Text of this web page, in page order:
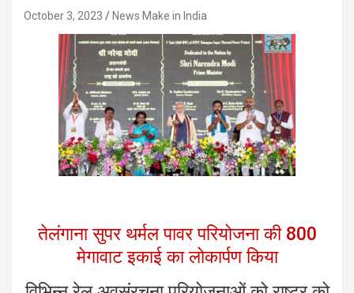
October 3, 2023 News Make in India
तेलंगाना सुपर थर्मल पावर परियोजना की 800
मेगावाट इकाई का लोकार्पण किया